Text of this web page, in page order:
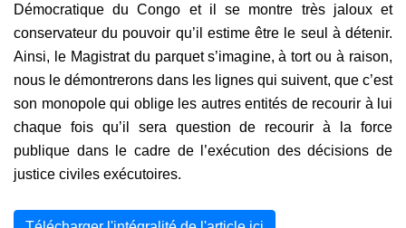
Démocratique du Congo et il se montre très jaloux et
conservateur du pouvoir qu’il estime être le seul à détenir.
Ainsi, le Magistrat du parquet s’imagine, à tort ou à raison,
nous le démontrerons dans les lignes qui suivent, que c’est
son monopole qui oblige les autres entités de recourir à lui
chaque fois qu’il sera question de recourir à la force
publique dans le cadre de l’exécution des décisions de
justice civiles exécutoires.